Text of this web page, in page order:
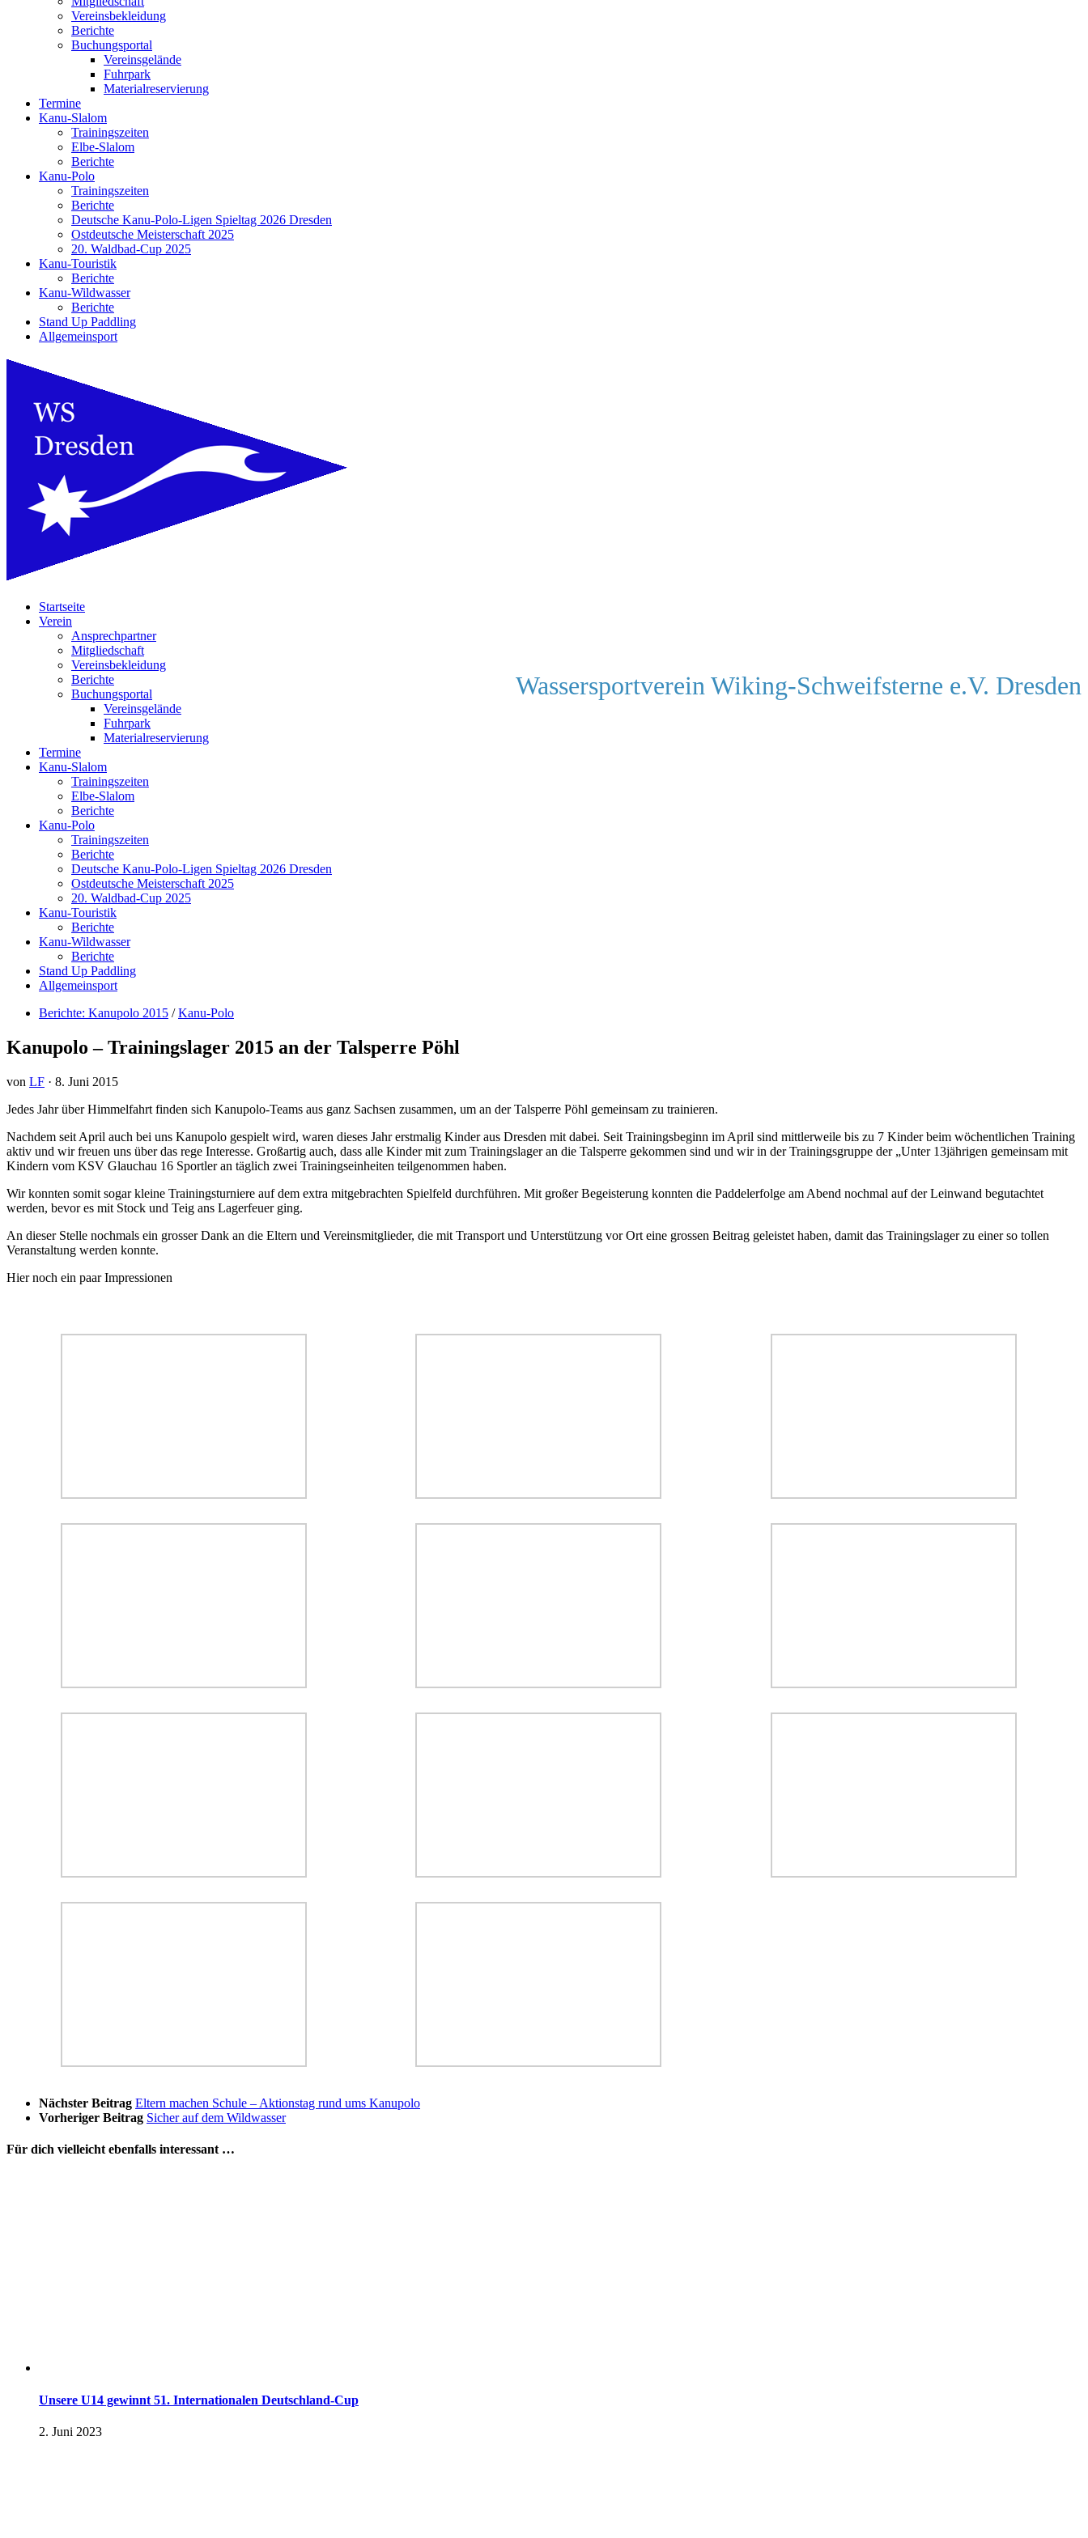
Vereinsbekleidung
Berichte
Buchungsportal
Vereinsgelände
Fuhrpark
Materialreservierung
Termine
Kanu-Slalom
Trainingszeiten
Elbe-Slalom
Berichte
Kanu-Polo
Trainingszeiten
Berichte
Deutsche Kanu-Polo-Ligen Spieltag 2026 Dresden
Ostdeutsche Meisterschaft 2025
20. Waldbad-Cup 2025
Kanu-Touristik
Berichte
Kanu-Wildwasser
Berichte
Stand Up Paddling
Allgemeinsport
Wassersportverein Wiking-Schweifsterne e.V. Dresden
Startseite
Verein
Ansprechpartner
Mitgliedschaft
Vereinsbekleidung
Berichte
Buchungsportal
Vereinsgelände
Fuhrpark
Materialreservierung
Termine
Kanu-Slalom
Trainingszeiten
Elbe-Slalom
Berichte
Kanu-Polo
Trainingszeiten
Berichte
Deutsche Kanu-Polo-Ligen Spieltag 2026 Dresden
Ostdeutsche Meisterschaft 2025
20. Waldbad-Cup 2025
Kanu-Touristik
Berichte
Kanu-Wildwasser
Berichte
Stand Up Paddling
Allgemeinsport
Berichte: Kanupolo 2015 / Kanu-Polo
Kanupolo – Trainingslager 2015 an der Talsperre Pöhl
von LF · 8. Juni 2015
Jedes Jahr über Himmelfahrt finden sich Kanupolo-Teams aus ganz Sachsen zusammen, um an der Talsperre Pöhl gemeinsam zu trainieren.
Nachdem seit April auch bei uns Kanupolo gespielt wird, waren dieses Jahr erstmalig Kinder aus Dresden mit dabei. Seit Trainingsbeginn im April sind mittlerweile bis zu 7 Kinder beim wöchentlichen Training
aktiv und wir freuen uns über das rege Interesse. Großartig auch, dass alle Kinder mit zum Trainingslager an die Talsperre gekommen sind und wir in der Trainingsgruppe der „Unter 13jährigen gemeinsam mit
Kindern vom KSV Glauchau 16 Sportler an täglich zwei Trainingseinheiten teilgenommen haben.
Wir konnten somit sogar kleine Trainingsturniere auf dem extra mitgebrachten Spielfeld durchführen. Mit großer Begeisterung konnten die Paddelerfolge am Abend nochmal auf der Leinwand begutachtet
werden, bevor es mit Stock und Teig ans Lagerfeuer ging.
An dieser Stelle nochmals ein grosser Dank an die Eltern und Vereinsmitglieder, die mit Transport und Unterstützung vor Ort eine grossen Beitrag geleistet haben, damit das Trainingslager zu einer so tollen
Veranstaltung werden konnte.
Hier noch ein paar Impressionen
Nächster Beitrag Eltern machen Schule – Aktionstag rund ums Kanupolo
Vorheriger Beitrag Sicher auf dem Wildwasser
Für dich vielleicht ebenfalls interessant …
Unsere U14 gewinnt 51. Internationalen Deutschland-Cup
2. Juni 2023